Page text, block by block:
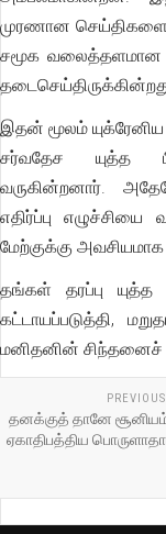
முரணான செய்திகளை
சமூக வலைத்தளமான
இதன் மூலம்
சர்வதேச யுத்த
வருகின்றனார்.
எதிர்ப்பு
மேற்குக்கு
தங்கள் தரப்பு
கட்டாயப்படுத்தி,
மனிதனின் சிந்தனைச்
தனக்குத் தானே
ஏகாதிபத்திய